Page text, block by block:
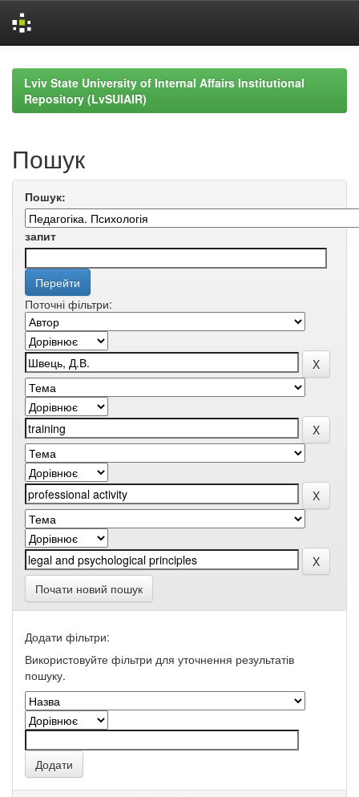
navigationLviv State University of Internal Affairs Institutional
Repository (LvSUIAIR)
Пошук
Пошук:
запит
Поточні фільтри:
Почати новий пошук
Додати фільтри:
Використовуйте фільтри для уточнення результатів
пошуку.